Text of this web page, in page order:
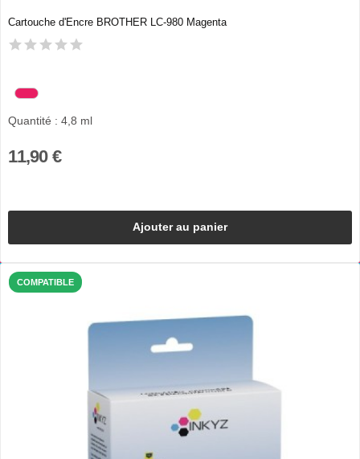
Cartouche d'Encre BROTHER LC-980 Magenta
Quantité : 4,8 ml
11,90 €
Ajouter au panier
COMPATIBLE